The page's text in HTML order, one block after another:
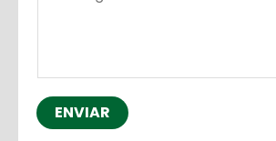
a
g
e
ENVIAR